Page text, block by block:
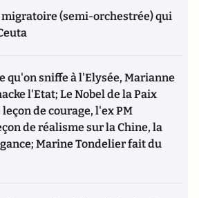
(semi-orchestrée) qui
qu'on sniffe à l'Elysée, Marianne
l'Etat; Le Nobel de la Paix
de courage, l'ex PM
de réalisme sur la Chine, la
Marine Tondelier fait du